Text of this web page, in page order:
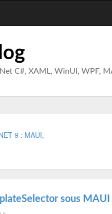
C#, XAML, WinUI, WPF,
9 : MAUI,
sous MAUI